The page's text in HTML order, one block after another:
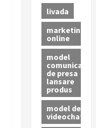
livada
marketing
online
model
comunicat
de presa
lansare
produs
model de
videochat